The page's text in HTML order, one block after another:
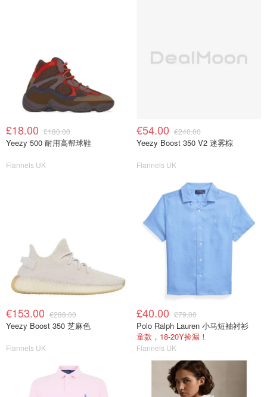
£18.00 £180.00
Yeezy 500 耐用高帮球鞋
Flannels UK
€54.00 €240.00
Yeezy Boost 350 V2 迷雾棕
Flannels UK
€153.00 €288.00
Yeezy Boost 350 芝麻色
Flannels UK
£40.00 £79.00
Polo Ralph Lauren 小马短袖衬衫
童款，18-20Y捡漏！
Flannels UK